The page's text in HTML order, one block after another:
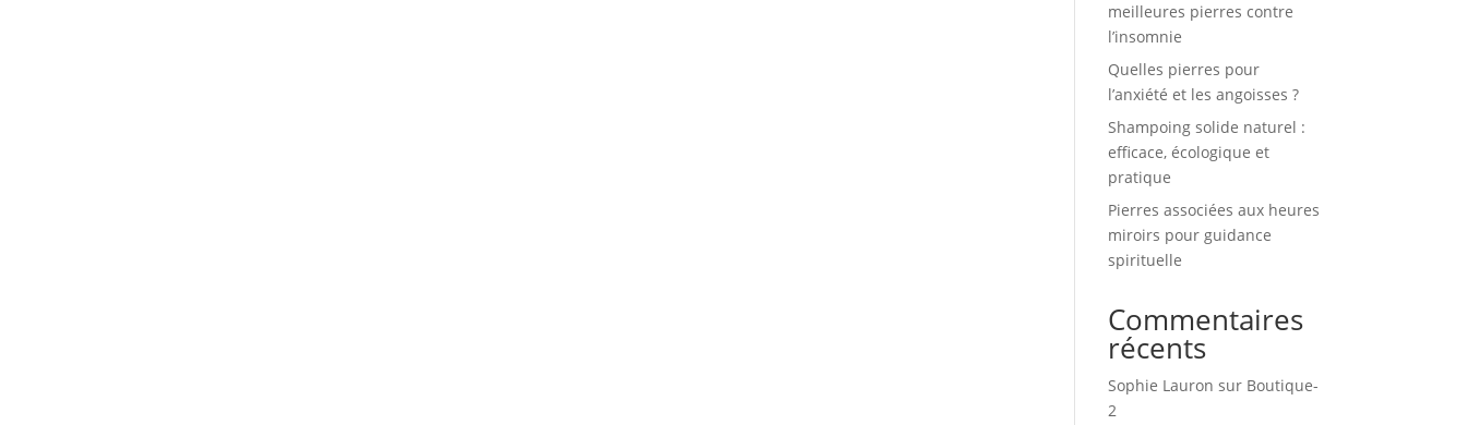
meilleures pierres contre
l’insomnie
Quelles pierres pour
l’anxiété et les angoisses ?
Shampoing solide naturel :
efficace, écologique et
pratique
Pierres associées aux heures
miroirs pour guidance
spirituelle
Commentaires
récents
Sophie Lauron sur Boutique-
2